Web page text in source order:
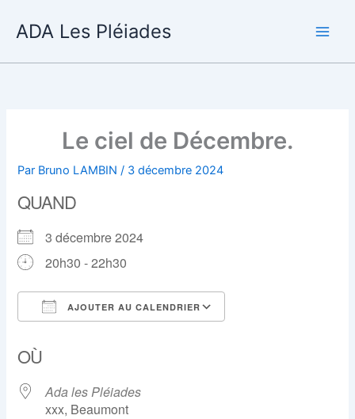
ADA Les Pléiades
Le ciel de Décembre.
Par Bruno LAMBIN/ 3 décembre 2024
QUAND
3 décembre 2024
20h30 - 22h30
AJOUTER AU CALENDRIER
OÙ
Ada les Pléiades
xxx, Beaumont